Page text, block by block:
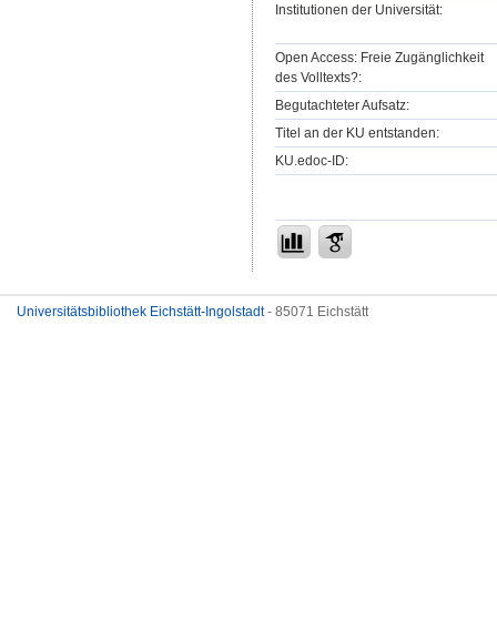
Institutionen der Universität:
Open Access: Freie Zugänglichkeit
des Volltexts?:
Begutachteter Aufsatz:
Titel an der KU entstanden:
KU.edoc-ID:
Universitätsbibliothek Eichstätt-Ingolstadt- 85071 Eichstätt